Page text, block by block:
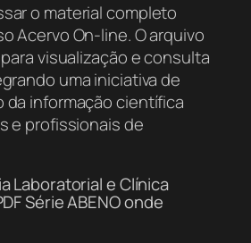
o material completo
Acervo On-line. O arquivo
visualização e consulta
uma iniciativa de
da informação científica
e profissionais de
Laboratorial e Clínica
Série ABENO onde